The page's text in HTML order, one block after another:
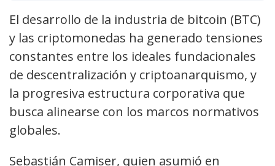
El desarrollo de la industria de bitcoin (BTC)
y las criptomonedas ha generado tensiones
constantes entre los ideales fundacionales
de descentralización y criptoanarquismo, y
la progresiva estructura corporativa que
busca alinearse con los marcos normativos
globales.
Sebastián Camiser, quien asumió en